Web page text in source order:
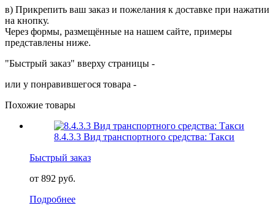
в) Прикрепить ваш заказ и пожелания к доставке при нажатии
на кнопку.
Через формы, размещённые на нашем сайте, примеры
представлены ниже.
"Быстрый заказ" вверху страницы -
или у понравившегося товара -
Похожие товары
8.4.3.3 Вид транспортного средства: Такси
Быстрый заказ
от 892 руб.
Подробнее